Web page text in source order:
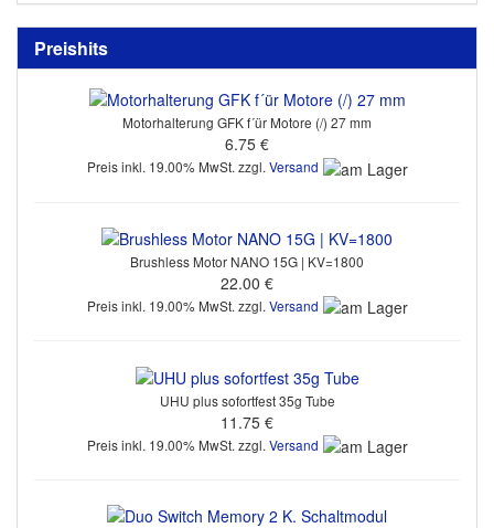
Preishits
Motorhalterung GFK f´ür Motore (/) 27 mm
6.75 €
Preis inkl. 19.00% MwSt. zzgl.Versand
Brushless Motor NANO 15G | KV=1800
22.00 €
Preis inkl. 19.00% MwSt. zzgl. Versand
UHU plus sofortfest 35g Tube
11.75 €
Preis inkl. 19.00% MwSt. zzgl. Versand